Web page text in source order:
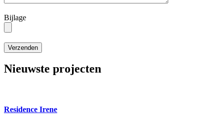
Bijlage
Nieuwste projecten
Residence Irene